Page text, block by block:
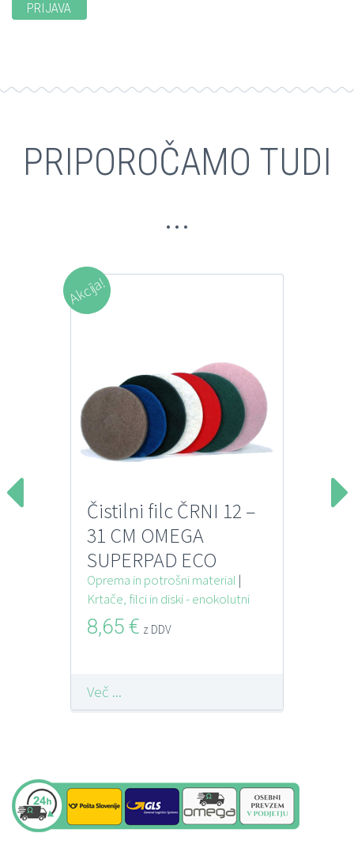
PRIPOROČAMO TUDI
...
Akcija!
Čistilni filc ČRNI 12 –
31 CM OMEGA
SUPERPAD ECO
Oprema in potrošni material |
Krtače, filci in diski - enokolutni
8,65 € z DDV
Več ...